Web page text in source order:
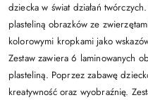
dziecka w świat działań
plasteliną obrazków ze
kolorowymi kropkami jako
Zestaw zawiera 6 laminowanych
plasteliną. Poprzez zabawę
kreatywność oraz wyobraźnię.